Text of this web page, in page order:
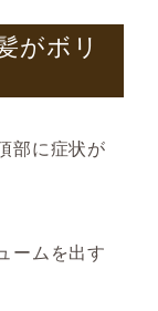
がボリ
部に症状が
ームを出す